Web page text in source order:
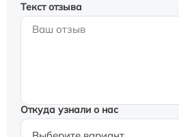
Текст отзыва
Откуда узнали о нас